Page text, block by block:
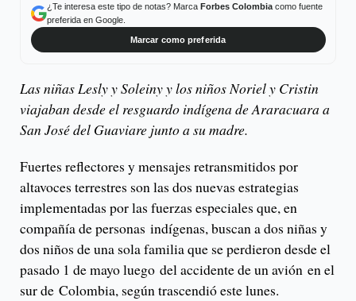
¿Te interesa este tipo de notas? Marca Forbes Colombiacomo fuente
preferida en Google.
Marcar como preferida
Las niñas Lesly y Soleiny y los niños Noriel y Cristin
viajaban desde el resguardo indígena de Araracuara a
San José del Guaviare junto a su madre.
Fuertes reflectores y mensajes retransmitidos por
altavoces terrestres son las dos nuevas estrategias
implementadas por las fuerzas especiales que, en
compañía de personas indígenas, buscan a dos niñas y
dos niños de una sola familia que se perdieron desde el
pasado 1 de mayo luego del accidente de un avión en el
sur de Colombia, según trascendió este lunes.